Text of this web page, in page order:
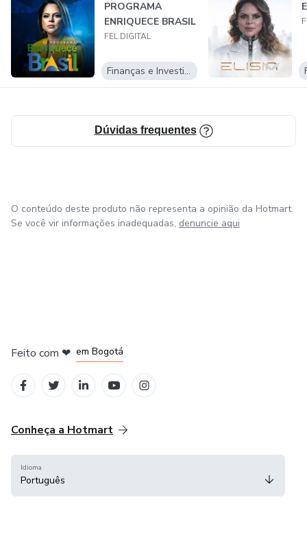
PROGRAMA
ENRIQUECE BRASIL
FEL DIGITAL
Finanças e Investimentos
Dúvidas frequentes
O conteúdo deste produto não representa a opinião da Hotmart.
Se você vir informações inadequadas, denuncie aqui
Feito com ❤ em Bogotá
Conheça a Hotmart
Idioma
Português